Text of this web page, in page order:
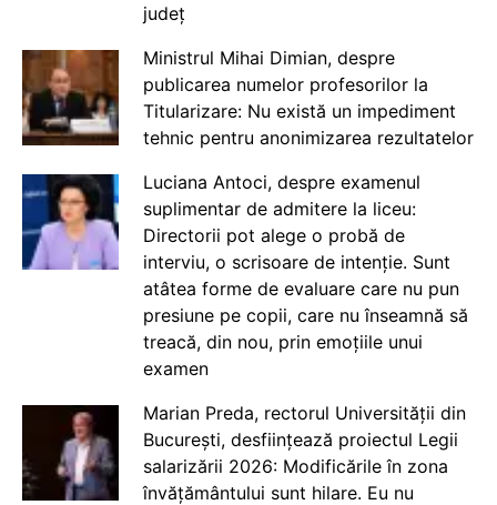
județ
Ministrul Mihai Dimian, despre
publicarea numelor profesorilor la
Titularizare: Nu există un impediment
tehnic pentru anonimizarea rezultatelor
Luciana Antoci, despre examenul
suplimentar de admitere la liceu:
Directorii pot alege o probă de
interviu, o scrisoare de intenție. Sunt
atâtea forme de evaluare care nu pun
presiune pe copii, care nu înseamnă să
treacă, din nou, prin emoțiile unui
examen
Marian Preda, rectorul Universității din
București, desființează proiectul Legii
salarizării 2026: Modificările în zona
învățământului sunt hilare. Eu nu